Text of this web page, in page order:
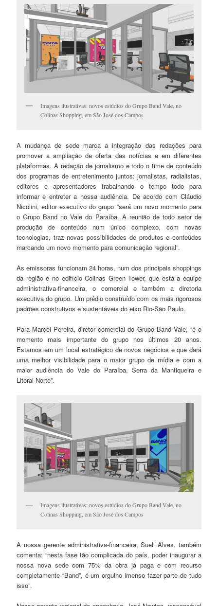
Imagens ilustrativas: novos estúdios do Grupo Band Vale, no
Colinas Shopping, em São José dos Campos
A mudança de sede marca a integração das redações para
promover a ampliação de oferta das notícias e em diferentes
plataformas. A redação de jornalismo e todo o time de conteúdo
dos programas de entretenimento juntos: jornalistas, radialistas,
editores e apresentadores trabalhando o tempo todo para
informar e entreter a nossa audiência. De acordo com Cláudio
Nicolini, editor executivo do grupo “será um novo momento para
o Grupo Band no Vale do Paraíba. A reunião de todo setor de
produção de conteúdo num único complexo, com novas
tecnologias, traz novas possibilidades de produtos e conteúdos
marcando um novo momento para comunicação regional”.
As emissoras funcionam 24 horas, num dos principais shoppings
da região e no edifício Colinas Green Tower, que está a equipe
administrativa-financeira, o comercial e também a diretoria
executiva do grupo. Um prédio construído com os mais rigorosos
padrões construtivos e sustentáveis do eixo Rio-São Paulo.
Para Marcel Pereira, diretor comercial do Grupo Band Vale, “é o
momento mais importante do grupo nos últimos 20 anos.
Estamos em um local estratégico de novos negócios e que dará
uma melhor visibilidade para o maior grupo de mídia e com a
maior audiência do Vale do Paraíba, Serra da Mantiqueira e
Litoral Norte”.
Imagens ilustrativas: novos estúdios do Grupo Band Vale, no
Colinas Shopping, em São José dos Campos
A nossa gerente administrativa-financeira, Sueli Alves, também
comenta: “nesta fase tão complicada do país, poder inaugurar a
nossa nova sede com 75% da obra já paga e com recurso
completamente “Band”, é um orgulho imenso fazer parte de tudo
isso”.